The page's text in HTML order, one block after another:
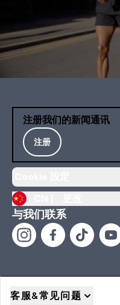
注册我们的新闻通讯
注册
与我们联系
客服&常见问题